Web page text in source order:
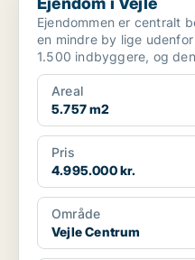
Ejendommen er centralt
en mindre by lige
1.500 indbyggere, og
midt ...
Areal
5.757 m2
Pris
4.995.000 kr.
Område
Vejle Centrum